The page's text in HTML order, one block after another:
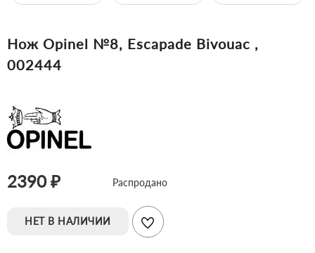
Нож Opinel №8, Escapade Bivouac ,
002444
2390 ₽ Распродано
НЕТ В НАЛИЧИИ